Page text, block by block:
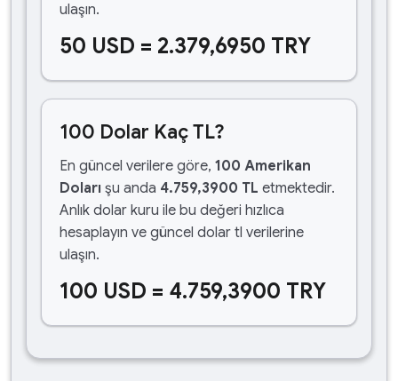
ulaşın.
50 USD = 2.379,6950 TRY
100 Dolar Kaç TL?
En güncel verilere göre, 100 Amerikan
Doları şu anda 4.759,3900 TL etmektedir.
Anlık dolar kuru ile bu değeri hızlıca
hesaplayın ve güncel dolar tl verilerine
ulaşın.
100 USD = 4.759,3900 TRY